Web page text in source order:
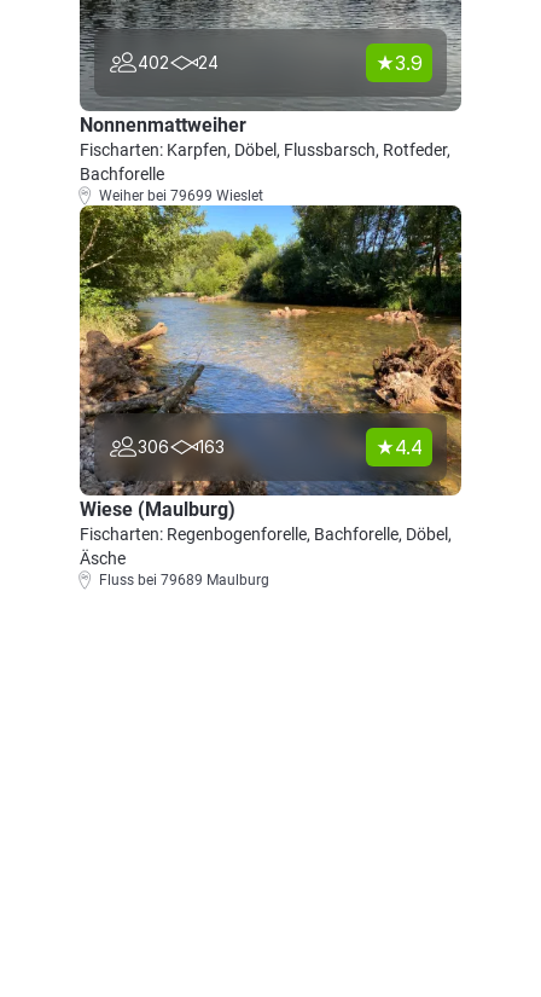
402 24 3.9
Nonnenmattweiher
Fischarten: Karpfen, Döbel, Flussbarsch, Rotfeder,
Bachforelle
Weiher bei 79699 Wieslet
306 163 4.4
Wiese (Maulburg)
Fischarten: Regenbogenforelle, Bachforelle, Döbel,
Äsche
Fluss bei 79689 Maulburg